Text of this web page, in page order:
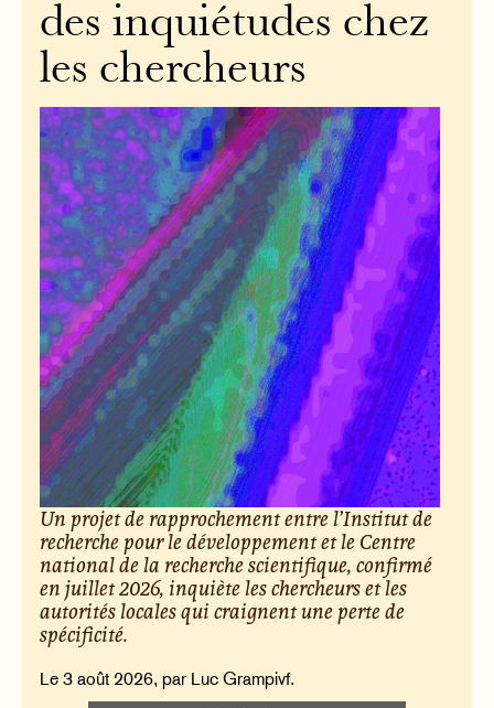
des inquiétudes chez
les chercheurs
Un projet de rapprochement entre l’Institut de
recherche pour le développement et le Centre
national de la recherche scientifique, confirmé
en juillet 2026, inquiète les chercheurs et les
autorités locales qui craignent une perte de
spécificité.
Le 3 août 2026, par Luc Grampivf.